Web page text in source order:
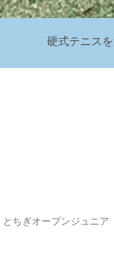
硬式テニス
とちぎオープンジュニア